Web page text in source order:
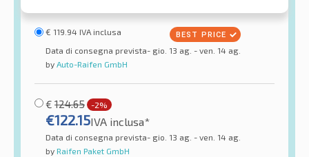
€ 119.94 IVA inclusa
Data di consegna prevista- gio. 13 ag. - ven. 14 ag.
by Auto-Raifen GmbH
€ 124.65 -2%
€122.15IVA inclusa*
Data di consegna prevista- gio. 13 ag. - ven. 14 ag.
by Raifen Paket GmbH